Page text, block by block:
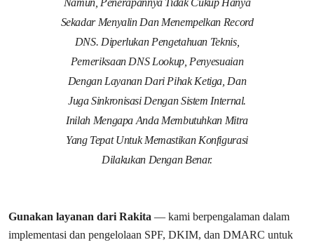
Namun, Penerapannya Tidak Cukup Hanya
Sekadar Menyalin Dan Menempelkan Record
DNS. Diperlukan Pengetahuan Teknis,
Pemeriksaan DNS Lookup, Penyesuaian
Dengan Layanan Dari Pihak Ketiga, Dan
Juga Sinkronisasi Dengan Sistem Internal.
Inilah Mengapa Anda Membutuhkan Mitra
Yang Tepat Untuk Memastikan Konfigurasi
Dilakukan Dengan Benar.
Gunakan layanan dari Rakita — kami berpengalaman dalam
implementasi dan pengelolaan SPF, DKIM, dan DMARC untuk